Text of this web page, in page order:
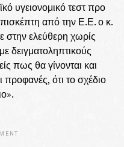
υγειονομικό τεστ προ
από την Ε.Ε. ο κ.
ελεύθερη χωρίς
δειγματοληπτικούς
πως θα γίνονται και
ότι το σχέδιο